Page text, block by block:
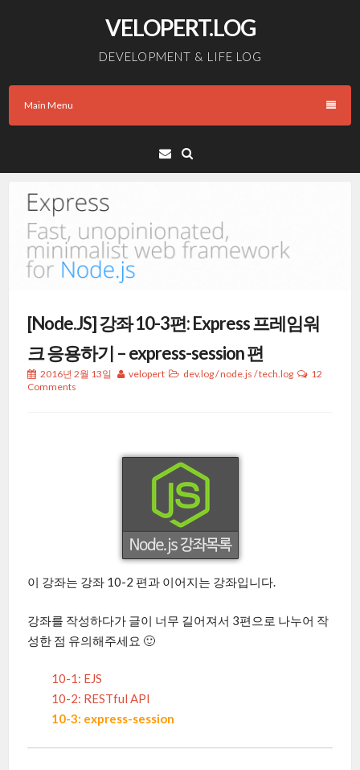
VELOPERT.LOG
DEVELOPMENT & LIFE LOG
Main Menu
Email
[Node.JS] 강좌 10-3편: Express 프레임워
크 응용하기 – express-session 편
2016년 2월 13일 velopert dev.log/node.js /tech.log
12
Comments
이 강좌는 강좌 10-2 편과 이어지는 강좌입니다.
강좌를 작성하다가 글이 너무 길어져서 3편으로 나누어 작
성한 점 유의해주세요 🙂
10-1: EJS
10-2: RESTful API
10-3: express-session